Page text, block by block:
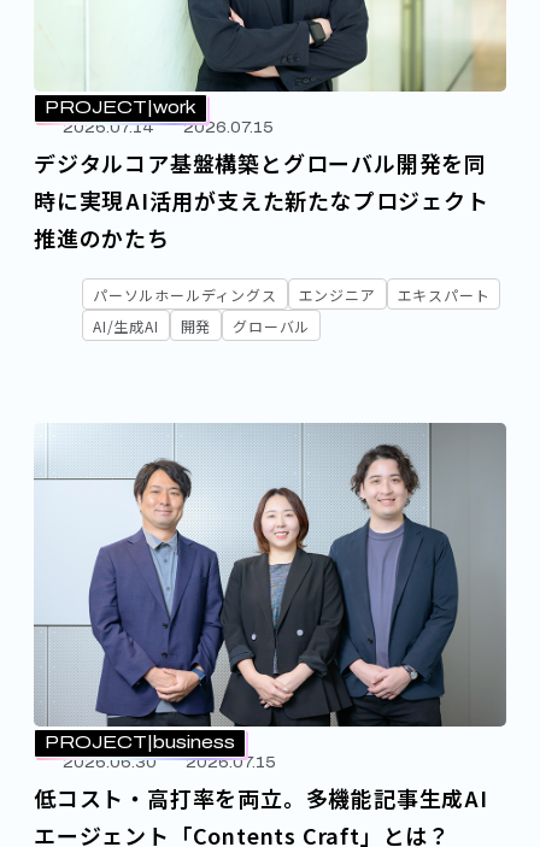
PROJECT work
2026.07.14 2026.07.15
デジタルコア基盤構築とグローバル開発を同
時に実現――AI活用が支えた新たなプロジェクト
推進のかたち
パーソルホールディングス エンジニア
エキスパート
AI/生成AI
開発 グローバル
PROJECT business
2026.06.30 2026.07.15
低コスト・高打率を両立。多機能記事生成AI
エージェント「Contents Craft」とは？